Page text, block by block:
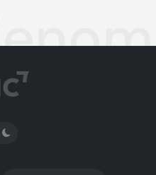
PŘEPNOUT SVĚTLÝ/TMAVÝ REŽIM